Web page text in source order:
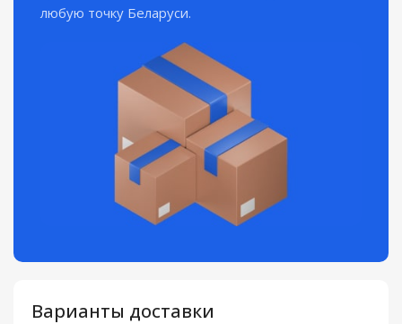
любую точку Беларуси.
Варианты доставки